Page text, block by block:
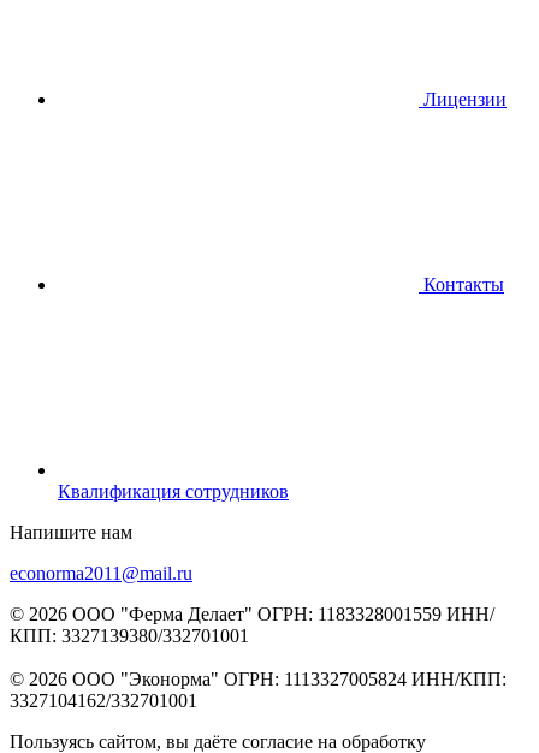
Лицензии
Контакты
Квалификация сотрудников
Напишите нам
econorma2011@mail.ru
© 2026 ООО "Ферма Делает" ОГРН: 1183328001559 ИНН/
КПП: 3327139380/332701001
© 2026 ООО "Эконорма" ОГРН: 1113327005824 ИНН/КПП:
3327104162/332701001
Пользуясь сайтом, вы даёте согласие на обработку